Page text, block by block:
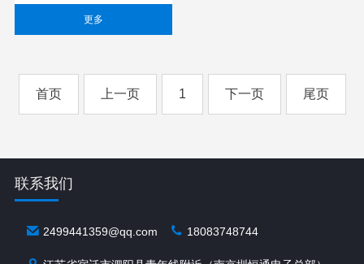
更多
好，适用于电力网络仪
首页 上一页 1 下一页 尾页
联系我们
2499441359@qq.com 18083748744